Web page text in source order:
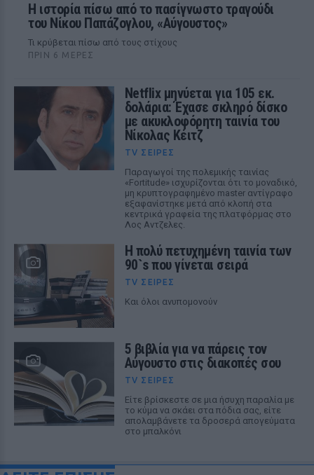
Η ιστορία πίσω από το πασίγνωστο τραγούδι
του Νίκου Παπάζογλου, «Αύγουστος»
Τι κρύβεται πίσω από τους στίχους
ΠΡΙΝ 6 ΜΈΡΕΣ
Netflix μηνύεται για 105 εκ.
δολάρια: Έχασε σκληρό δίσκο
με ακυκλοφόρητη ταινία του
Νίκολας Κέιτζ
TV ΣΕΙΡΈΣ
Παραγωγοί της πολεμικής ταινίας
«Fortitude» ισχυρίζονται ότι το μοναδικό,
μη κρυπτογραφημένο master αντίγραφο
εξαφανίστηκε μετά από κλοπή στα
κεντρικά γραφεία της πλατφόρμας στο
Λος Αντζελες.
Η πολύ πετυχημένη ταινία των
90`s που γίνεται σειρά
TV ΣΕΙΡΈΣ
Και όλοι ανυπομονούν
5 βιβλία για να πάρεις τον
Αύγουστο στις διακοπές σου
TV ΣΕΙΡΈΣ
Είτε βρίσκεστε σε μια ήσυχη παραλία με
το κύμα να σκάει στα πόδια σας, είτε
απολαμβάνετε τα δροσερά απογεύματα
στο μπαλκόνι